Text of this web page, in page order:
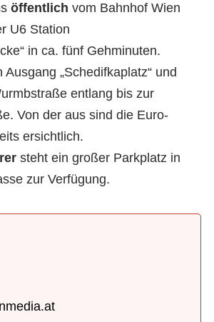
öffentlich vom Bahnhof Wien
U6 Station
in ca. fünf Gehminuten.
„Schedifkaplatz“ und
entlang bis zur
Von der aus sind die Euro-
ersichtlich.
steht ein großer Parkplatz in
zur Verfügung.